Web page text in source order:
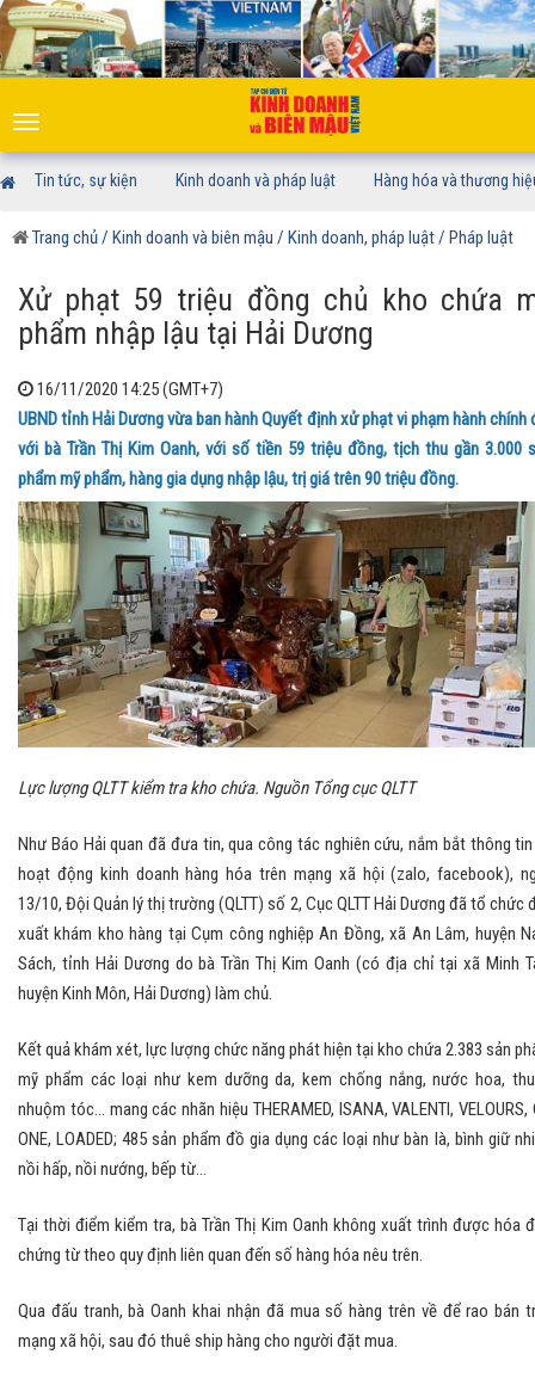
Toggle
navigation
Tin tức, sự kiện Kinh doanh và pháp luật Hàng hóa và thương
Trang chủ/ Kinh doanh và biên mậu / Kinh doanh, pháp luật/ Pháp luật
Xử phạt 59 triệu đồng chủ kho chứa
phẩm nhập lậu tại Hải Dương
16/11/2020 14:25 (GMT+7)
UBND tỉnh Hải Dương vừa ban hành Quyết định xử phạt vi phạm hành chính
với bà Trần Thị Kim Oanh, với số tiền 59 triệu đồng, tịch thu gần 3.000
phẩm mỹ phẩm, hàng gia dụng nhập lậu, trị giá trên 90 triệu đồng.
Lực lượng QLTT kiểm tra kho chứa. Nguồn Tổng cục QLTT
Như Báo Hải quan đã đưa tin, qua công tác nghiên cứu, nắm bắt thông
hoạt động kinh doanh hàng hóa trên mạng xã hội (zalo, facebook),
13/10, Đội Quản lý thị trường (QLTT) số 2, Cục QLTT Hải Dương đã tổ chức
xuất khám kho hàng tại Cụm công nghiệp An Đồng, xã An Lâm, huyện
Sách, tỉnh Hải Dương do bà Trần Thị Kim Oanh (có địa chỉ tại xã Minh
huyện Kinh Môn, Hải Dương) làm chủ.
Kết quả khám xét, lực lượng chức năng phát hiện tại kho chứa 2.383 sản
mỹ phẩm các loại như kem dưỡng da, kem chống nắng, nước hoa,
nhuộm tóc... mang các nhãn hiệu THERAMED, ISANA, VALENTI, VELOURS,
ONE, LOADED; 485 sản phẩm đồ gia dụng các loại như bàn là, bình giữ
nồi hấp, nồi nướng, bếp từ...
Tại thời điểm kiểm tra, bà Trần Thị Kim Oanh không xuất trình được hóa
chứng từ theo quy định liên quan đến số hàng hóa nêu trên.
Qua đấu tranh, bà Oanh khai nhận đã mua số hàng trên về để rao bán
mạng xã hội, sau đó thuê ship hàng cho người đặt mua.